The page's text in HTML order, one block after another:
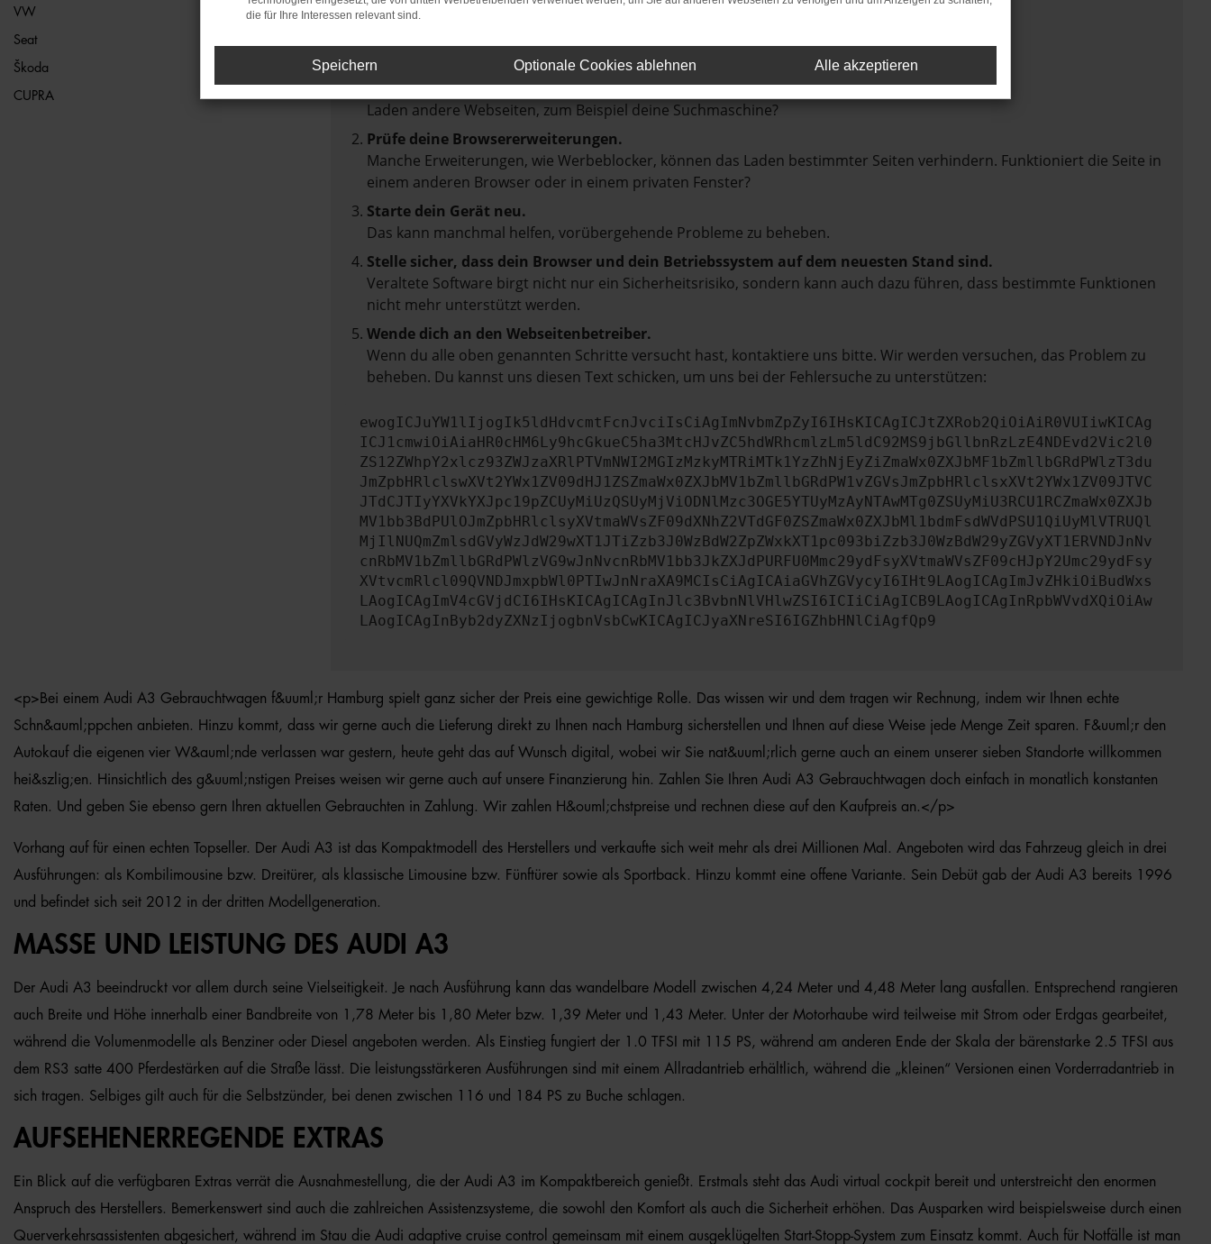
VW
Seat
Škoda
CUPRA
Hier sind ein paar Tipps, die dir helfen können:
Überprüfe deine Firewall und deine Internetverbindung.
Laden andere Webseiten, zum Beispiel deine Suchmaschine?
Prüfe deine Browsererweiterungen.
Manche Erweiterungen, wie Werbeblocker, können das Laden bestimmter Seiten verhindern. Funktioniert die Seite in
einem anderen Browser oder in einem privaten Fenster?
Starte dein Gerät neu.
Das kann manchmal helfen, vorübergehende Probleme zu beheben.
Stelle sicher, dass dein Browser und dein Betriebssystem auf dem neuesten Stand sind.
Veraltete Software birgt nicht nur ein Sicherheitsrisiko, sondern kann auch dazu führen, dass bestimmte Funktionen
nicht mehr unterstützt werden.
Wende dich an den Webseitenbetreiber.
Wenn du alle oben genannten Schritte versucht hast, kontaktiere uns bitte. Wir werden versuchen, das Problem zu
beheben. Du kannst uns diesen Text schicken, um uns bei der Fehlersuche zu unterstützen:
ewogICJuYW1lIjogIk5ldHdvcmtFcnJvciIsCiAgImNvbmZpZyI6IHsKICAgICJtZXRob2QiOiAiR0VUIiwKICAg
ICJ1cmwiOiAiaHR0cHM6Ly9hcGkueC5ha3MtcHJvZC5hdWRhcmlzLm5ldC92MS9jbGllbnRzLzE4NDEvd2Vic2l0
ZS12ZWhpY2xlcz93ZWJzaXRlPTVmNWI2MGIzMzkyMTRiMTk1YzZhNjEyZiZmaWx0ZXJbMF1bZmllbGRdPWlzT3du
JmZpbHRlclswXVt2YWx1ZV09dHJ1ZSZmaWx0ZXJbMV1bZmllbGRdPW1vZGVsJmZpbHRlclsxXVt2YWx1ZV09JTVC
JTdCJTIyYXVkYXJpc19pZCUyMiUzQSUyMjViODNlMzc3OGE5YTUyMzAyNTAwMTg0ZSUyMiU3RCU1RCZmaWx0ZXJb
MV1bb3BdPUlOJmZpbHRlclsyXVtmaWVsZF09dXNhZ2VTdGF0ZSZmaWx0ZXJbMl1bdmFsdWVdPSU1QiUyMlVTRUQl
MjIlNUQmZmlsdGVyWzJdW29wXT1JTiZzb3J0WzBdW2ZpZWxkXT1pc093biZzb3J0WzBdW29yZGVyXT1ERVNDJnNv
cnRbMV1bZmllbGRdPWlzVG9wJnNvcnRbMV1bb3JkZXJdPURFU0Mmc29ydFsyXVtmaWVsZF09cHJpY2Umc29ydFsy
XVtvcmRlcl09QVNDJmxpbWl0PTIwJnNraXA9MCIsCiAgICAiaGVhZGVycyI6IHt9LAogICAgImJvZHkiOiBudWxs
LAogICAgImV4cGVjdCI6IHsKICAgICAgInJlc3BvbnNlVHlwZSI6ICIiCiAgICB9LAogICAgInRpbWVvdXQiOiAw
LAogICAgInByb2dyZXNzIjogbnVsbCwKICAgICJyaXNreSI6IGZhbHNlCiAgfQp9
<p>Bei einem Audi A3 Gebrauchtwagen f&uuml;r Hamburg spielt ganz sicher der Preis eine gewichtige Rolle. Das wissen wir und dem tragen wir Rechnung, indem wir Ihnen echte
Schn&auml;ppchen anbieten. Hinzu kommt, dass wir gerne auch die Lieferung direkt zu Ihnen nach Hamburg sicherstellen und Ihnen auf diese Weise jede Menge Zeit sparen. F&uuml;r den
Autokauf die eigenen vier W&auml;nde verlassen war gestern, heute geht das auf Wunsch digital, wobei wir Sie nat&uuml;rlich gerne auch an einem unserer sieben Standorte willkommen
hei&szlig;en. Hinsichtlich des g&uuml;nstigen Preises weisen wir gerne auch auf unsere Finanzierung hin. Zahlen Sie Ihren Audi A3 Gebrauchtwagen doch einfach in monatlich konstanten
Raten. Und geben Sie ebenso gern Ihren aktuellen Gebrauchten in Zahlung. Wir zahlen H&ouml;chstpreise und rechnen diese auf den Kaufpreis an.</p>
Vorhang auf für einen echten Topseller. Der Audi A3 ist das Kompaktmodell des Herstellers und verkaufte sich weit mehr als drei Millionen Mal. Angeboten wird das Fahrzeug gleich in drei
Ausführungen: als Kombilimousine bzw. Dreitürer, als klassische Limousine bzw. Fünftürer sowie als Sportback. Hinzu kommt eine offene Variante. Sein Debüt gab der Audi A3 bereits 1996
und befindet sich seit 2012 in der dritten Modellgeneration.
MASSE UND LEISTUNG DES AUDI A3
Der Audi A3 beeindruckt vor allem durch seine Vielseitigkeit. Je nach Ausführung kann das wandelbare Modell zwischen 4,24 Meter und 4,48 Meter lang ausfallen. Entsprechend rangieren
auch Breite und Höhe innerhalb einer Bandbreite von 1,78 Meter bis 1,80 Meter bzw. 1,39 Meter und 1,43 Meter. Unter der Motorhaube wird teilweise mit Strom oder Erdgas gearbeitet,
während die Volumenmodelle als Benziner oder Diesel angeboten werden. Als Einstieg fungiert der 1.0 TFSI mit 115 PS, während am anderen Ende der Skala der bärenstarke 2.5 TFSI aus
dem RS3 satte 400 Pferdestärken auf die Straße lässt. Die leistungsstärkeren Ausführungen sind mit einem Allradantrieb erhältlich, während die „kleinen“ Versionen einen Vorderradantrieb in
sich tragen. Selbiges gilt auch für die Selbstzünder, bei denen zwischen 116 und 184 PS zu Buche schlagen.
AUFSEHENERREGENDE EXTRAS
Ein Blick auf die verfügbaren Extras verrät die Ausnahmestellung, die der Audi A3 im Kompaktbereich genießt. Erstmals steht das Audi virtual cockpit bereit und unterstreicht den enormen
Anspruch des Herstellers. Bemerkenswert sind auch die zahlreichen Assistenzsysteme, die sowohl den Komfort als auch die Sicherheit erhöhen. Das Ausparken wird beispielsweise durch einen
Querverkehrsassistenten abgesichert, während im Stau die Audi adaptive cruise control gemeinsam mit einem ausgeklügelten Start-Stopp-System zum Einsatz kommt. Auch für Notfälle ist man
die für Ihre Interessen relevant sind.
Speichern Optionale Cookies ablehnen Alle akzeptieren